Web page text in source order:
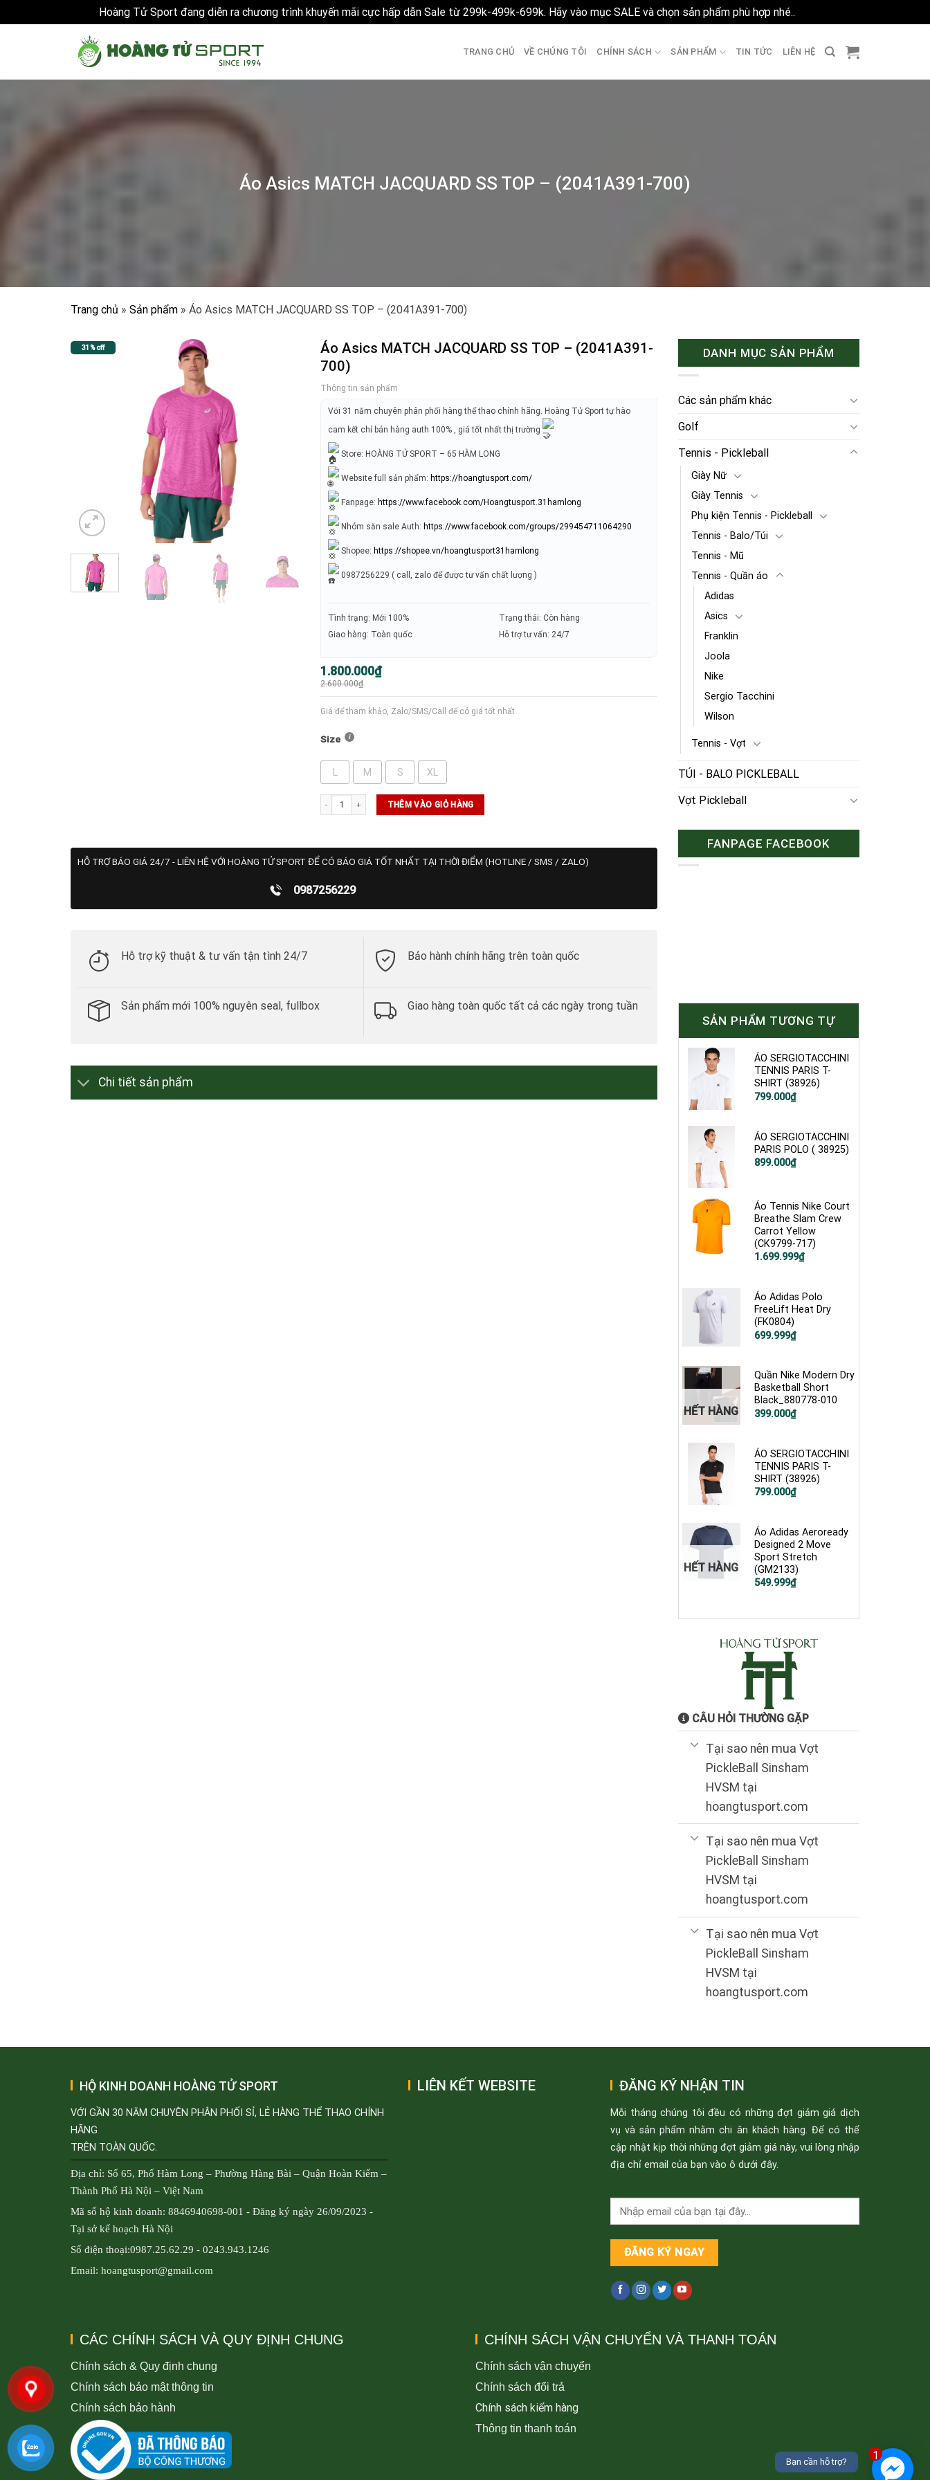
Hoàng Tử Sport đang diễn ra chương trình khuyến mãi cực hấp dẫn Sale từ 299k-499k-699k. Hãy vào mục SALE và chọn sản phẩm phù hợp nhé..
TRANG CHỦ VỀ CHÚNG TÔI CHÍNH SÁCH SẢN PHẨM TIN TỨC LIÊN HỆ
Áo Asics MATCH JACQUARD SS TOP – (2041A391-700)
Trang chủ » Sản phẩm » Áo Asics MATCH JACQUARD SS TOP – (2041A391-700)
31% off
Áo Asics MATCH JACQUARD SS TOP – (2041A391-
700)
Thông tin sản phẩm
Với 31 năm chuyên phân phối hàng thể thao chính hãng. Hoàng Tử Sport tự hào
cam kết chỉ bán hàng auth 100% , giá tốt nhất thị trường
Store: HOÀNG TỬ SPORT – 65 HÀM LONG
Website full sản phẩm: https://hoangtusport.com/
Fanpage: https://www.facebook.com/Hoangtusport.31hamlong
Nhóm săn sale Auth: https://www.facebook.com/groups/299454711064290
Shopee: https://shopee.vn/hoangtusport31hamlong
0987256229 ( call, zalo để được tư vấn chất lượng )
Tình trạng: Mới 100%
Giao hàng: Toàn quốc
Trạng thái: Còn hàng
Hỗ trợ tư vấn: 24/7
2.600.000₫
Giá
gốc
là:
1.800.000₫
Giá
hiện
tại
Giá để tham khảo, Zalo/SMS/Call để có giá tốt nhất
Size
M S XL
Áo Asics MATCH JACQUARD SS TOP - (2041A391-700) số lượng
THÊM VÀO GIỎ HÀNG
HỖ TRỢ BÁO GIÁ 24/7 - LIÊN HỆ VỚI HOÀNG TỬ SPORT ĐỂ CÓ BÁO GIÁ TỐT NHẤT TẠI THỜI ĐIỂM (HOTLINE / SMS / ZALO)
0987256229
Hỗ trợ kỹ thuật & tư vấn tận tình 24/7 Bảo hành chính hãng trên toàn quốc
Sản phẩm mới 100% nguyên seal, fullbox Giao hàng toàn quốc tất cả các ngày trong tuần
Chi tiết sản phẩm
DANH MỤC SẢN PHẨM
Các sản phẩm khác
Golf
Tennis - Pickleball
Giày Nữ
Giày Tennis
Phụ kiện Tennis - Pickleball
Tennis - Balo/Túi
Tennis - Mũ
Tennis - Quần áo
Adidas
Asics
Franklin
Joola
Nike
Sergio Tacchini
Wilson
Tennis - Vợt
TÚI - BALO PICKLEBALL
Vợt Pickleball
FANPAGE FACEBOOK
SẢN PHẨM TƯƠNG TỰ
ÁO SERGIOTACCHINI
TENNIS PARIS T-
SHIRT (38926)
799.000₫
ÁO SERGIOTACCHINI
PARIS POLO ( 38925)
899.000₫
Áo Tennis Nike Court
Breathe Slam Crew
Carrot Yellow
(CK9799-717)
Giá
1.699.999₫
Giá
1.699.999₫.
Áo Adidas Polo
FreeLift Heat Dry
(FK0804)
Giá
699.999₫
Giá
699.999₫.
HẾT HÀNG
Quần Nike Modern Dry
Basketball Short
Black_880778-010
Giá
399.000₫
Giá
399.000₫.
ÁO SERGIOTACCHINI
TENNIS PARIS T-
SHIRT (38926)
799.000₫
HẾT HÀNG
Áo Adidas Aeroready
Designed 2 Move
Sport Stretch
(GM2133)
Giá
549.999₫
Giá
549.999₫.
CÂU HỎI THƯỜNG GẶP
Tại sao nên mua Vợt
PickleBall Sinsham
HVSM tại
hoangtusport.com
Tại sao nên mua Vợt
PickleBall Sinsham
HVSM tại
hoangtusport.com
Tại sao nên mua Vợt
PickleBall Sinsham
HVSM tại
hoangtusport.com
HỘ KINH DOANH HOÀNG TỬ SPORT
VỚI GẦN 30 NĂM CHUYÊN PHÂN PHỐI SỈ, LẺ HÀNG THỂ THAO CHÍNH
HÃNG
TRÊN TOÀN QUỐC.
Địa chỉ: Số 65, Phố Hàm Long – Phường Hàng Bài – Quận Hoàn Kiếm –
Thành Phố Hà Nội – Việt Nam
Mã số hộ kinh doanh: 8846940698-001 - Đăng ký ngày 26/09/2023 -
Tại sở kế hoạch Hà Nội
Số điện thoại:0987.25.62.29 - 0243.943.1246
Email: hoangtusport@gmail.com
LIÊN KẾT WEBSITE ĐĂNG KÝ NHẬN TIN
Mỗi tháng chúng tôi đều có những đợt giảm giá dịch
vụ và sản phẩm nhằm chi ân khách hàng. Để có thể
cập nhật kịp thời những đợt giảm giá này, vui lòng nhập
địa chỉ email của bạn vào ô dưới đây.
CÁC CHÍNH SÁCH VÀ QUY ĐỊNH CHUNG
Chính sách & Quy định chung
Chính sách bảo mật thông tin
Chính sách bảo hành
CHÍNH SÁCH VẬN CHUYỂN VÀ THANH TOÁN
Chính sách vận chuyển
Chính sách đổi trả
Chính sách kiểm hàng
Thông tin thanh toán
1
Bạn cần hỗ trợ?